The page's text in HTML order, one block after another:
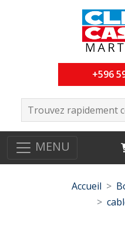
+596
MENU
Accueil